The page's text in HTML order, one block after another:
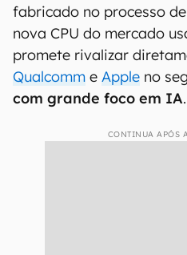
fabricado no processo de
nova CPU do mercado
promete rivalizar
Qualcomm e Apple no
com grande foco em IA.
CONTINUA APÓS